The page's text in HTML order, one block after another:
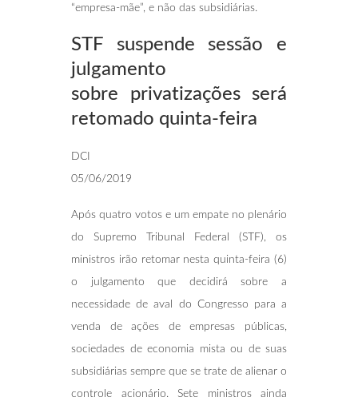
“empresa-mãe”, e não das subsidiárias.
STF suspende sessão e
julgamento
sobre privatizações será
retomado quinta-feira
DCI
05/06/2019
Após quatro votos e um empate no plenário
do Supremo Tribunal Federal (STF), os
ministros irão retomar nesta quinta-feira (6)
o julgamento que decidirá sobre a
necessidade de aval do Congresso para a
venda de ações de empresas públicas,
sociedades de economia mista ou de suas
subsidiárias sempre que se trate de alienar o
controle acionário. Sete ministros ainda